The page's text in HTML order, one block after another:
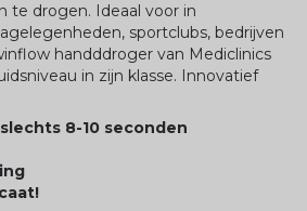
te drogen. Ideaal voor in
sportclubs, bedrijven
handddroger van Mediclinics
in zijn klasse. Innovatief
8-10 seconden